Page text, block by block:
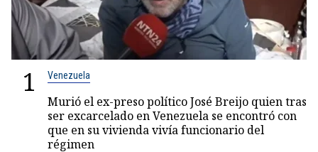
1 Venezuela
Murió el ex-preso político José Breijo quien tras
ser excarcelado en Venezuela se encontró con
que en su vivienda vivía funcionario del
régimen